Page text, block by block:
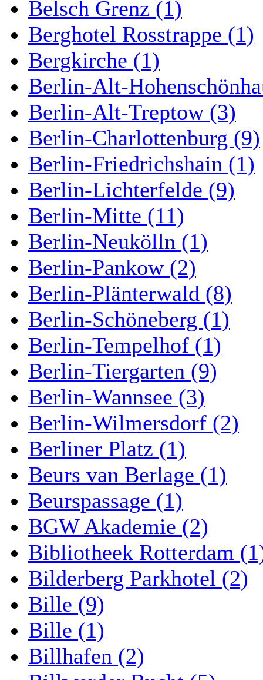
Belsch Grenz (1)
Berghotel Rosstrappe (1)
Bergkirche (1)
Berlin-Alt-
Berlin-Alt-Treptow (3)
Berlin-Charlottenburg (9)
Berlin-Friedrichshain (1)
Berlin-Lichterfelde (9)
Berlin-Mitte (11)
Berlin-Neukölln (1)
Berlin-Pankow (2)
Berlin-Plänterwald (8)
Berlin-Schöneberg (1)
Berlin-Tempelhof (1)
Berlin-Tiergarten (9)
Berlin-Wannsee (3)
Berlin-Wilmersdorf (2)
Berliner Platz (1)
Beurs van Berlage (1)
Beurspassage (1)
BGW Akademie (2)
Bibliotheek Rotterdam
Bilderberg Parkhotel (2)
Bille (9)
Bille (1)
Billhafen (2)